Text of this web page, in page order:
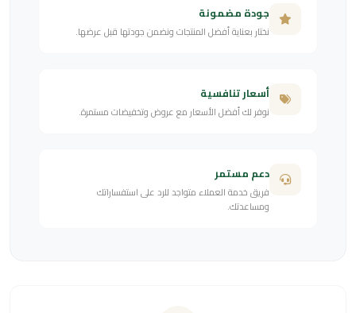
جودة مضمونة
نختار بعناية أفضل المنتجات ونضمن جودتها قبل عرضها.
أسعار تنافسية
نوفر لك أفضل الأسعار مع عروض وتخفيضات مستمرة.
دعم مستمر
فريق خدمة العملاء متواجد للرد على استفساراتك
ومساعدتك.